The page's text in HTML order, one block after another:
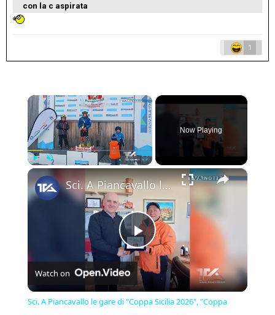
con la c aspirata
1
×
Now Playing
×
Play
Video
Sci. A Piancavallo le gare di "Coppa Sicilia 2026", "Coppa Adrano” e “Memorial Pippo Maccarrone". O
Watch on
Sci. A Piancavallo le gare di "Coppa Sicilia 2026", "Coppa